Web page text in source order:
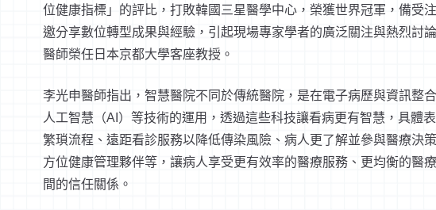
位健康指標」的評比，打敗韓國三星醫學中心，榮獲世界冠軍，備受
邀分享數位轉型成果與經驗，引起現場專家學者的廣泛關注與熱烈討
醫師榮任日本京都大學客座教授。
李光申醫師指出，智慧醫院不同於傳統醫院，是在電子病歷與資訊整
人工智慧（AI）等技術的運用，透過這些科技讓看病更有智慧，具體
繁瑣流程、遠距看診服務以降低傳染風險、病人更了解並參與醫療決
方位健康管理夥伴等，讓病人享受更有效率的醫療服務、更均衡的醫
間的信任關係。